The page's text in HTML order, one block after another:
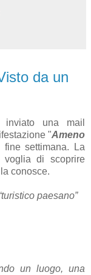
da un
una mail
"Ameno
settimana. La
voglia di scoprire
conosce.
paesano”
un luogo, una